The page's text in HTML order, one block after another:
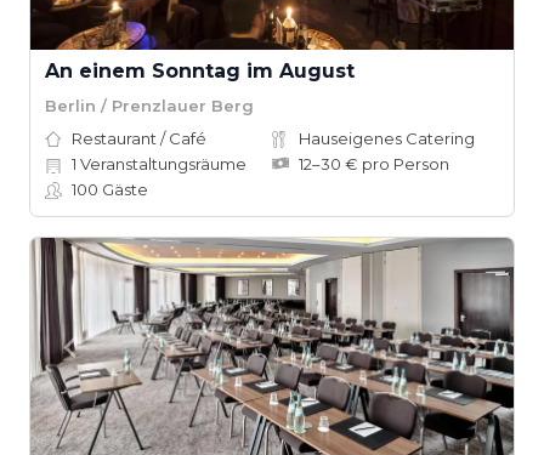
An einem Sonntag im August
Berlin / Prenzlauer Berg
Restaurant / Café
Hauseigenes Catering
1 Veranstaltungsräume
12–30 € pro Person
100 Gäste